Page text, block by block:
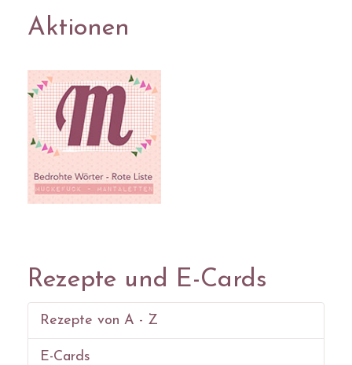
Aktionen
Rezepte und E-Cards
Rezepte von A - Z
E-Cards